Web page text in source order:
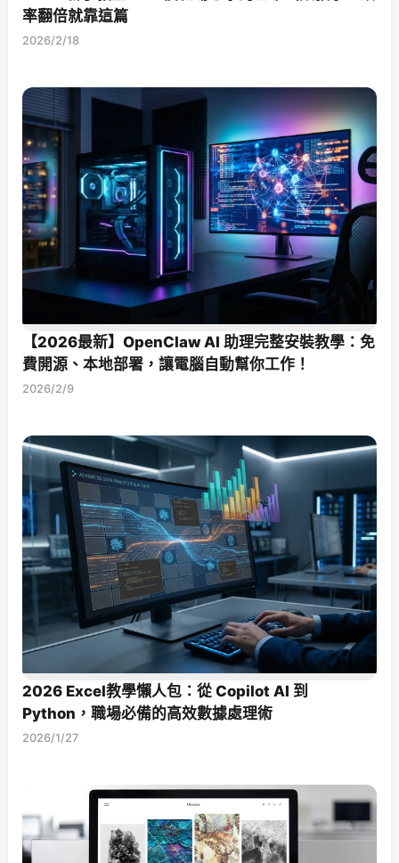
率翻倍就靠這篇
2026/2/18
【2026最新】OpenClaw AI 助理完整安裝教學：免
費開源、本地部署，讓電腦自動幫你工作！
2026/2/9
2026 Excel教學懶人包：從 Copilot AI 到
Python，職場必備的高效數據處理術
2026/1/27